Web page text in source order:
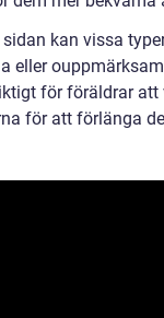
kan vissa
eller
för föräldrar att
för att förlänga